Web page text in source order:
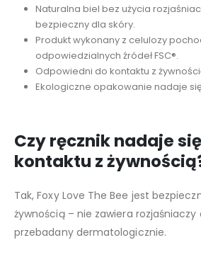
Naturalna biel bez użycia
bezpieczny dla skóry.
Produkt wykonany z celulozy
odpowiedzialnych źródeł FSC®.
Odpowiedni do kontaktu z
Ekologiczne opakowanie nadaje
Czy ręcznik nadaje
kontaktu z
Tak, Foxy Love The Bee jest
żywnością – nie zawiera
przebadany dermatologicznie.